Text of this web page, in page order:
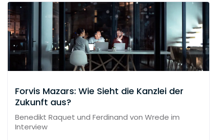
Forvis Mazars: Wie Sieht die Kanzlei der
Zukunft aus?
Benedikt Raquet und Ferdinand von Wrede im
Interview